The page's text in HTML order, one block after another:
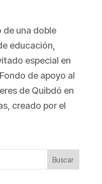
de una doble
educación,
especial en
de apoyo al
de Quibdó en
creado por el
Buscar